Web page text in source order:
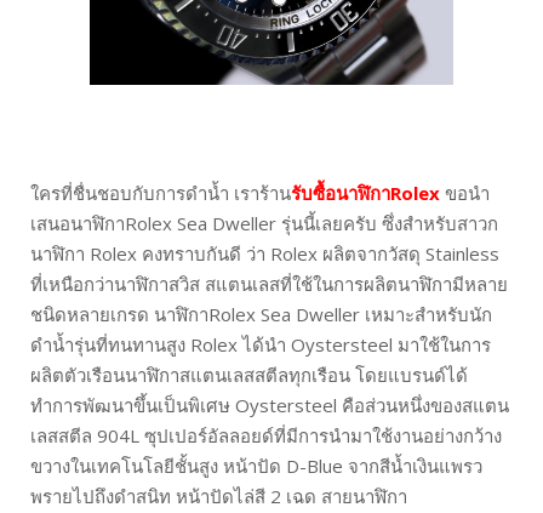
ใครที่ชื่นชอบกับการดำน้ำ เราร้านรับซื้อนาฬิกาRolex ขอนำ
เสนอนาฬิกาRolex Sea Dweller รุ่นนี้เลยครับ ซึ่งสำหรับสาวก
นาฬิกา Rolex คงทราบกันดี ว่า Rolex ผลิตจากวัสดุ Stainless
ที่เหนือกว่านาฬิกาสวิส สแตนเลสที่ใช้ในการผลิตนาฬิกามีหลาย
ชนิดหลายเกรด นาฬิกาRolex Sea Dweller เหมาะสำหรับนัก
ดำน้ำรุ่นที่ทนทานสูง Rolex ได้นำ Oystersteel มาใช้ในการ
ผลิตตัวเรือนนาฬิกาสแตนเลสสตีลทุกเรือน โดยแบรนด์ได้
ทำการพัฒนาขึ้นเป็นพิเศษ Oystersteel คือส่วนหนึ่งของสแตน
เลสสตีล 904L ซุปเปอร์อัลลอยด์ที่มีการนำมาใช้งานอย่างกว้าง
ขวางในเทคโนโลยีชั้นสูง หน้าปัด D-Blue จากสีน้ำเงินแพรว
พรายไปถึงดำสนิท หน้าปัดไล่สี 2 เฉด สายนาฬิกา